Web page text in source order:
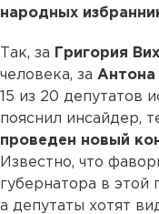
народных
Так, за Григория
человека, за Антона
15 из 20 депутатов
пояснил инсайдер,
проведен новый
Известно, что
губернатора в этой
а депутаты хотят